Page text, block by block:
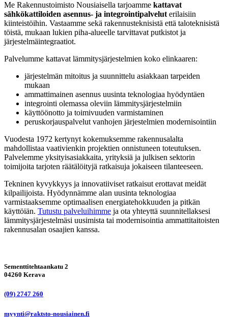
Me Rakennustoimisto Nousiaisella tarjoamme kattavat
sähkökattiloiden asennus- ja integrointipalvelut erilaisiin
kiinteistöihin. Vastaamme sekä rakennusteknisistä että taloteknisistä
töistä, mukaan lukien piha-alueelle tarvittavat putkistot ja
järjestelmäintegraatiot.
Palvelumme kattavat lämmitysjärjestelmien koko elinkaaren:
järjestelmän mitoitus ja suunnittelu asiakkaan tarpeiden
mukaan
ammattimainen asennus uusinta teknologiaa hyödyntäen
integrointi olemassa oleviin lämmitysjärjestelmiin
käyttöönotto ja toimivuuden varmistaminen
peruskorjauspalvelut vanhojen järjestelmien modernisointiin
Vuodesta 1972 kertynyt kokemuksemme rakennusalalta
mahdollistaa vaativienkin projektien onnistuneen toteutuksen.
Palvelemme yksityisasiakkaita, yrityksiä ja julkisen sektorin
toimijoita tarjoten räätälöityjä ratkaisuja jokaiseen tilanteeseen.
Tekninen kyvykkyys ja innovatiiviset ratkaisut erottavat meidät
kilpailijoista. Hyödynnämme alan uusinta teknologiaa
varmistaaksemme optimaalisen energiatehokkuuden ja pitkän
käyttöiän. Tutustu palveluihimme ja ota yhteyttä suunnitellaksesi
lämmitysjärjestelmäsi uusimista tai modernisointia ammattitaitoisten
rakennusalan osaajien kanssa.
Sementtitehtaankatu 2
04260 Kerava
(09) 2747 260
myynti@raktsto-nousiainen.fi